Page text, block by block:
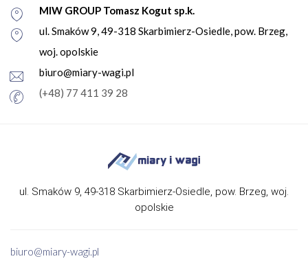
MIW GROUP Tomasz Kogut sp.k.
ul. Smaków 9, 49-318 Skarbimierz-Osiedle, pow. Brzeg,
woj. opolskie
biuro@miary-wagi.pl
(+48) 77 411 39 28
ul. Smaków 9, 49-318 Skarbimierz-Osiedle, pow. Brzeg, woj.
opolskie
biuro@miary-wagi.pl